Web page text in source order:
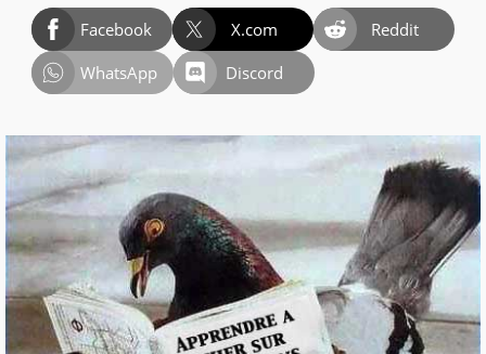
Facebook X.com
Reddit
WhatsApp
Discord